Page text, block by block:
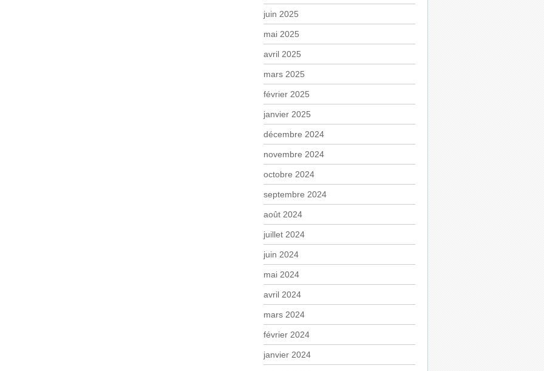
juin 2025
mai 2025
avril 2025
mars 2025
février 2025
janvier 2025
décembre 2024
novembre 2024
octobre 2024
septembre 2024
août 2024
juillet 2024
juin 2024
mai 2024
avril 2024
mars 2024
février 2024
janvier 2024